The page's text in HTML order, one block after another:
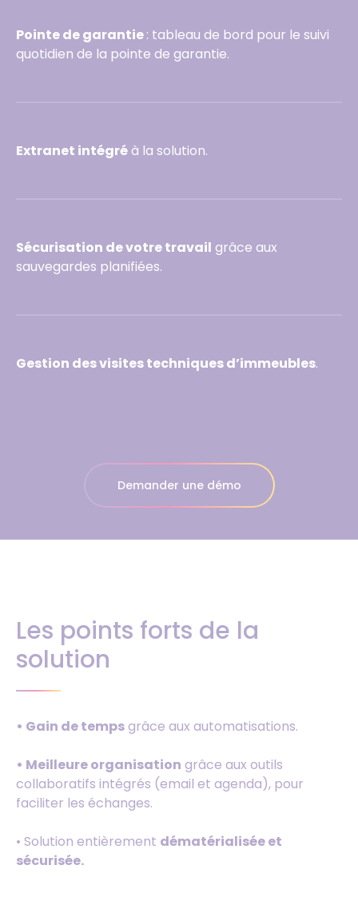
Pointe de garantie: tableau de bord pour le suivi
quotidien de la pointe de garantie.
Extranet intégréà la solution.
Sécurisation de votre travail grâce aux
sauvegardes planifiées.
Gestion des visites techniques d’immeubles.
Demander une démo
Les points forts de la
solution
• Gain de tempsgrâce aux automatisations.
• Meilleure organisation grâce aux outils
collaboratifs intégrés (email et agenda), pour
faciliter les échanges.
• Solution entièrement dématérialisée et
sécurisée.